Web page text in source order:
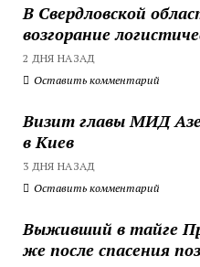
В Свердловской
возгорание
2 ДНЯ НАЗАД
Оставить комментарий
Визит главы МИД
в Киев
3 ДНЯ НАЗАД
Оставить комментарий
Выживший в тайге
же после спасения